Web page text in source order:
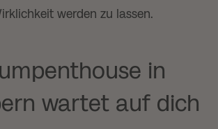
werden zu lassen.
in
wartet auf dich